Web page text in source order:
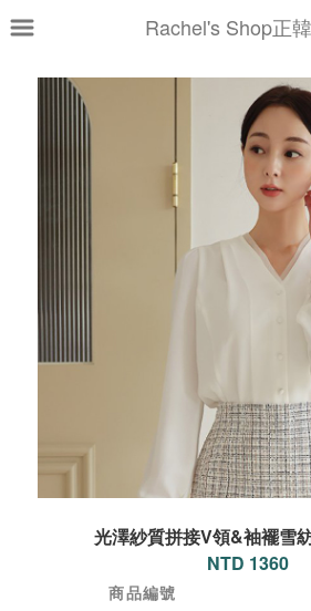
Rachel's Shop正
光澤紗質拼接V領&袖襬雪
NTD 1360
商品編號